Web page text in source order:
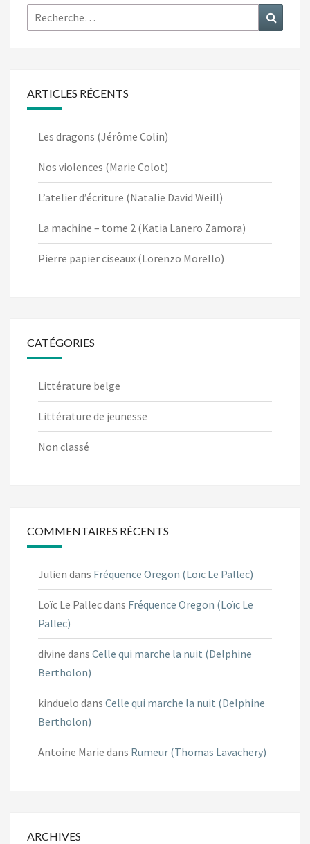
Rechercher :
ARTICLES RÉCENTS
Les dragons (Jérôme Colin)
Nos violences (Marie Colot)
L’atelier d’écriture (Natalie David Weill)
La machine – tome 2 (Katia Lanero Zamora)
Pierre papier ciseaux (Lorenzo Morello)
CATÉGORIES
Littérature belge
Littérature de jeunesse
Non classé
COMMENTAIRES RÉCENTS
Julien dans Fréquence Oregon (Loïc Le Pallec)
Loïc Le Pallecdans Fréquence Oregon (Loïc Le
Pallec)
divine dans Celle qui marche la nuit (Delphine
Bertholon)
kinduelo dans Celle qui marche la nuit (Delphine
Bertholon)
Antoine Marie dans Rumeur (Thomas Lavachery)
ARCHIVES